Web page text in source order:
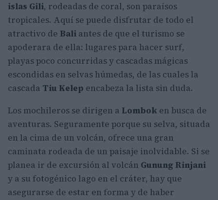
islas Gili, rodeadas de coral, son paraísos
tropicales. Aquí se puede disfrutar de todo el
atractivo de Bali antes de que el turismo se
apoderara de ella: lugares para hacer surf,
playas poco concurridas y cascadas mágicas
escondidas en selvas húmedas, de las cuales la
cascada Tiu Kelep encabeza la lista sin duda.
Los mochileros se dirigen a Lombok en busca de
aventuras. Seguramente porque su selva, situada
en la cima de un volcán, ofrece una gran
caminata rodeada de un paisaje inolvidable. Si se
planea ir de excursión al volcán Gunung Rinjani
y a su fotogénico lago en el cráter, hay que
asegurarse de estar en forma y de haber